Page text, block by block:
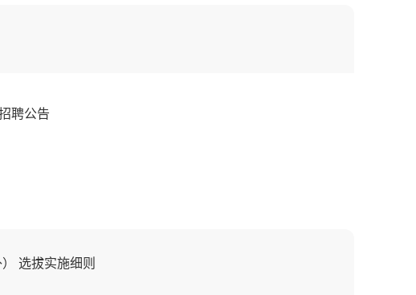
聘公告
选拔实施细则